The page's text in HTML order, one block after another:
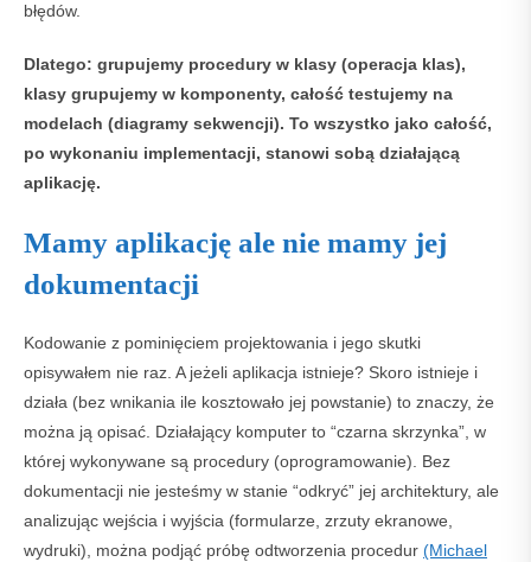
błędów.
Dlatego: grupujemy procedury w klasy (operacja klas),
klasy grupujemy w komponenty, całość testujemy na
modelach (diagramy sekwencji). To wszystko jako całość,
po wykonaniu implementacji, stanowi sobą działającą
aplikację.
Mamy aplikację ale nie mamy jej
dokumentacji
Kodowanie z pominięciem projektowania i jego skutki
opisywałem nie raz. A jeżeli aplikacja istnieje? Skoro istnieje i
działa (bez wnikania ile kosztowało jej powstanie) to znaczy, że
można ją opisać. Działający komputer to “czarna skrzynka”, w
której wykonywane są procedury (oprogramowanie). Bez
dokumentacji nie jesteśmy w stanie “odkryć” jej architektury, ale
analizując wejścia i wyjścia (formularze, zrzuty ekranowe,
wydruki), można podjąć próbę odtworzenia procedur (Michael